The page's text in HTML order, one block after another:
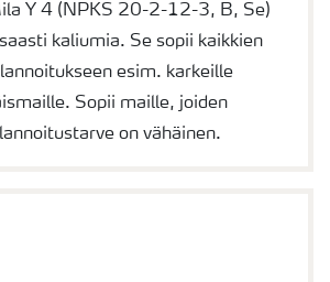
Y 4 (NPKS 20-2-12-3, B, Se)
kaliumia. Se sopii kaikkien
esim. karkeille
Sopii maille, joiden
on vähäinen.